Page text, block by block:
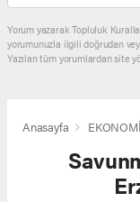
Yorum yazarak Topluluk
yorumunuzla ilgili doğrudan
Yazılan tüm yorumlardan site
Anasayfa EKONOMİ